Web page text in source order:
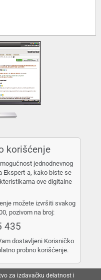
korišćenje
jednodnevnog
Ekspert-a, kako biste se
ove digitalne
možete izvršiti svakog
pozivom na broj:
435
dostavljeni Korisničko
probno korišćenje.
za izdavačku delatnost i